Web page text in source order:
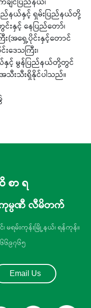
ြည်နယ်နှင့် ရှမ်းပြည်နယ်တို့
နှင့် နေပြည်တော်၊
း(အရှေ့ပိုင်းနှင့်တောင်
းဒေသကြီး၊
ယ်နှင့် မွန်ပြည်နယ်တို့တွင်
သီးသီးရှိနိုင်ပါသည်။
စာ ရ
ကုမ္ပဏီ လီမိတက်
မရမ်းကုန်းမြို့နယ်၊ ရန်ကုန်။
၆၉၇၆၅
Email Us